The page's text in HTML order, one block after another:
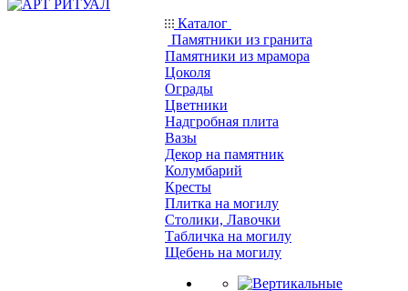
Каталог
Памятники из гранита
Памятники из мрамора
Цоколя
Ограды
Цветники
Надгробная плита
Вазы
Декор на памятник
Колумбарий
Кресты
Плитка на могилу
Столики, Лавочки
Табличка на могилу
Щебень на могилу